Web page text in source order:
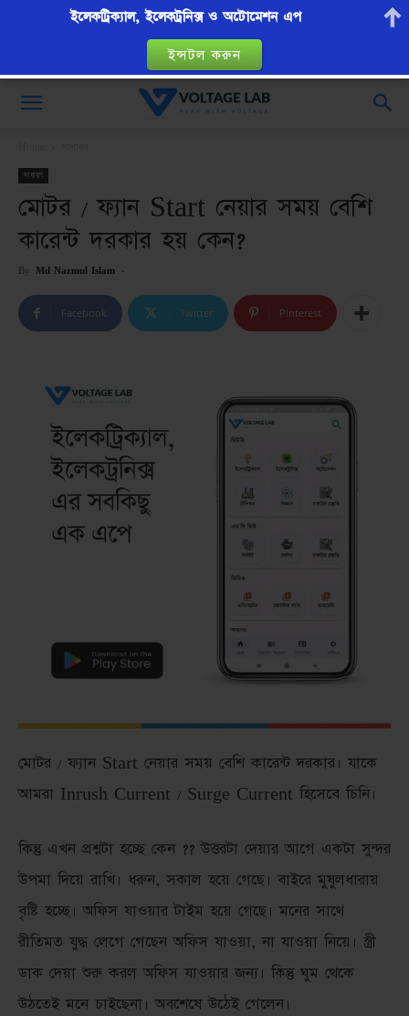
VoltageLab
সাধারণ
মোটর / ফ্যান Start নেয়ার সময় বেশি
কারেন্ট দরকার হয় কেন?
By Md Nazmul Islam -
Facebook Twitter Pinterest
মোটর / ফ্যান Start নেয়ার সময় বেশি কারেন্ট দরকার। যাকে
আমরা Inrush Current / Surge Current হিসেবে চিনি।
কিন্তু এখন প্রশ্নটা হচ্ছে কেন ?? উত্তরটা দেয়ার আগে একটা সুন্দর
উপমা দিয়ে রাখি। ধরুন, সকাল হয়ে গেছে। বাইরে মুষুলধারায়
বৃষ্টি হচ্ছে। অফিস যাওয়ার টাইম হয়ে গেছে। মনের সাথে
রীতিমত যুদ্ধ লেগে গেছেন অফিস যাওয়া, না যাওয়া নিয়ে। স্ত্রী
ডাক দেয়া শুরু করল অফিস যাওয়ার জন্য। কিন্তু ঘুম থেকে
উঠতেই মনে চাইছেনা। অবশেষে উঠেই গেলেন।
ইলেকট্রিক্যাল, ইলেকট্রনিক্স ও অটোমেশন এপ
ইন্সটল করুন